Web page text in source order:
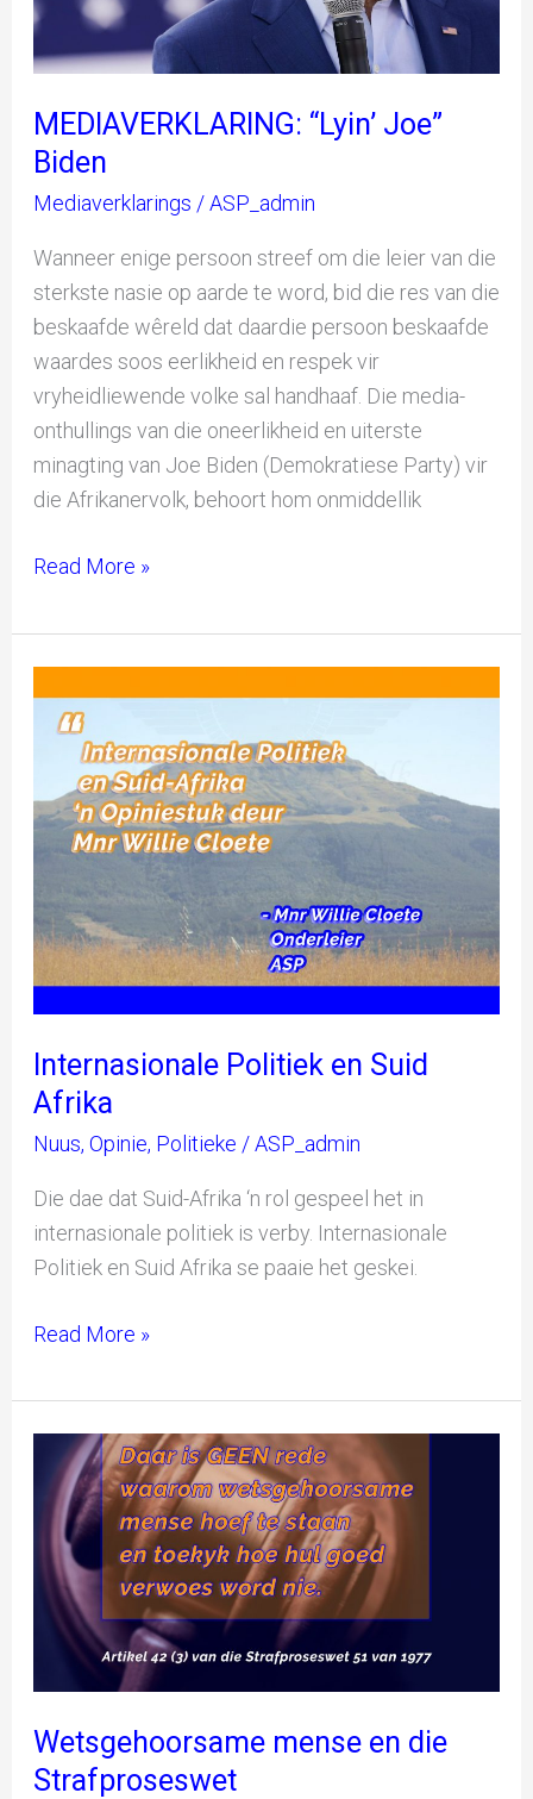
MEDIAVERKLARING: “Lyin’ Joe”
Biden
Mediaverklarings /ASP_admin
Wanneer enige persoon streef om die leier van die
sterkste nasie op aarde te word, bid die res van die
beskaafde wêreld dat daardie persoon beskaafde
waardes soos eerlikheid en respek vir
vryheidliewende volke sal handhaaf. Die media-
onthullings van die oneerlikheid en uiterste
minagting van Joe Biden (Demokratiese Party) vir
die Afrikanervolk, behoort hom onmiddellik
Read More »
Internasionale Politiek en Suid
Afrika
Nuus, Opinie, Politieke /ASP_admin
Die dae dat Suid-Afrika ‘n rol gespeel het in
internasionale politiek is verby. Internasionale
Politiek en Suid Afrika se paaie het geskei.
Politiek
Suid
Afrika
Read More »
Wetsgehoorsame mense en die
Strafproseswet
Wetsgehoorsame
mense
en
die
Strafproseswet